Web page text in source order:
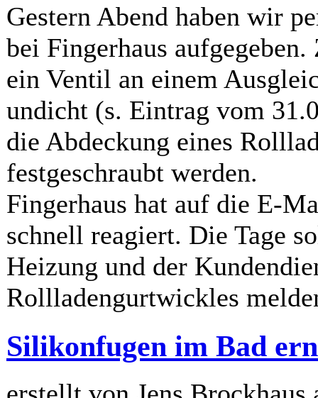
Gestern Abend haben wir
bei Fingerhaus
ein Ventil an einem
undicht (s. Eintrag vom
die Abdeckung eines
festgeschraubt werden.
Fingerhaus hat auf die E-
schnell reagiert. Die Tage
Heizung und der
Rollladengurtwickles
Silikonfugen im Bad